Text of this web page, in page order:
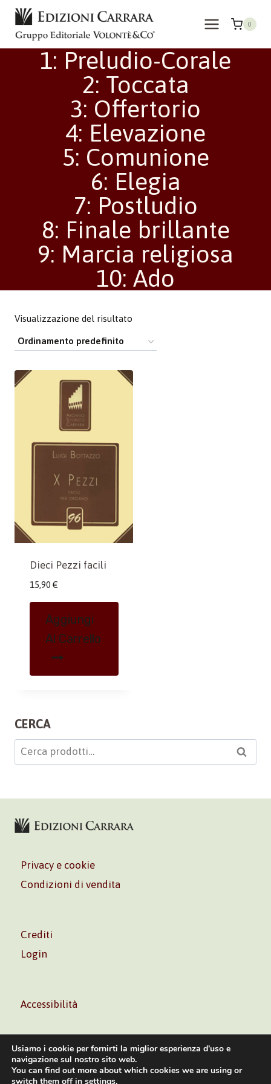
Salta
contenuto
0
1: Preludio-Corale
2: Toccata
3: Offertorio
4: Elevazione
5: Comunione
6: Elegia
7: Postludio
8: Finale brillante
9: Marcia religiosa
10: Ado
Visualizzazione del risultato
Dieci Pezzi facili
15,90 €
Aggiungi
Al Carrello
CERCA
Cerca: Cerca
Privacy e cookie
Condizioni di vendita
Crediti
Login
Accessibilità
Volontè & Co. Srl – P.I. 06181480960 –info@volonte-
Usiamo i cookie per fornirti la miglior esperienza d'uso e
navigazione sul nostro sito web.
You can find out more about which cookies we are using or
switch them off in settings.